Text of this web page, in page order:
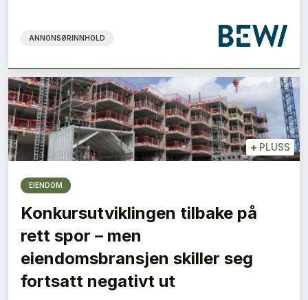
ANNONSØRINNHOLD
+ PLUSS
EIENDOM
Konkursutviklingen tilbake på
rett spor – men
eiendomsbransjen skiller seg
fortsatt negativt ut